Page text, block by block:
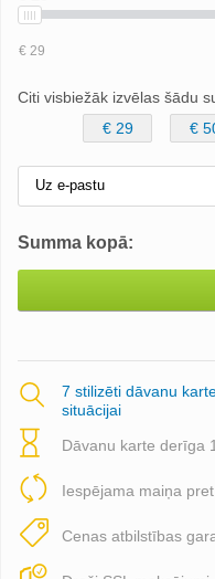
Citi visbiežāk izvēlas šādu
€ 29
€
Uz e-pastu
Summa kopā:
7 stilizēti dāvanu
situācijai
Dāvanu karte derīga
Iespējama maiņa
Cenas atbilstības